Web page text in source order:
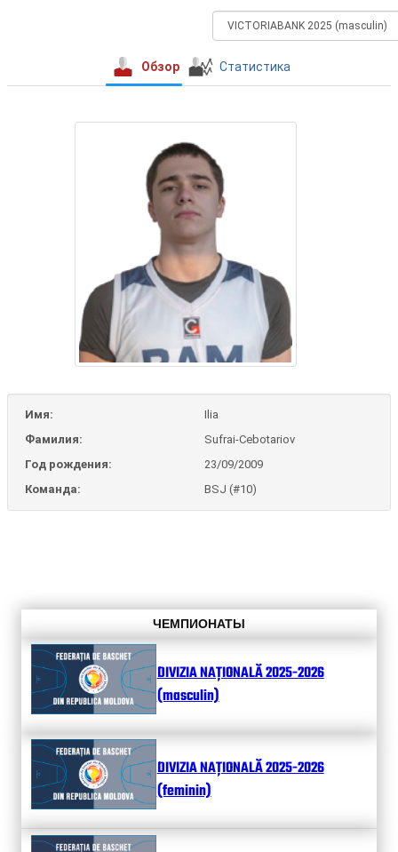
Обзор Статистика
Имя:
Ilia
Фамилия:
Sufrai-Cebotariov
Год рождения:
23/09/2009
Команда:
BSJ (#10)
ЧЕМПИОНАТЫ
DIVIZIA NAȚIONALĂ 2025-2026
(masculin)
DIVIZIA NAȚIONALĂ 2025-2026
(feminin)